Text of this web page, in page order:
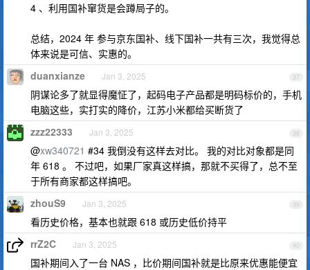
4 、利用国补窜货是会蹲局子的。
总结，2024 年 参与京东国补、线下国补一共有三次，我觉得总
体来说是可信、实惠的。
37
duanxianze Jan 3, 2025
阴谋论多了就显得魔怔了，起码电子产品都是明码标价的，手机
电脑这些，实打实的降价，江苏小米都给买断货了
38
zzz22333 Jan 3, 2025
@xw340721 #34 我倒没有这样去对比。 我的对比对象都是同
年 618 。 不过吧，如果厂家真这样搞，那就不买得了，总不至
于所有商家都这样搞吧。
39
zhouS9 Jan 3, 2025
看历史价格，基本也就跟 618 或历史低价持平
40
rrZ2C Jan 3, 2025
国补期间入了一台 NAS ，比价期间国补就是比原来优惠能便宜